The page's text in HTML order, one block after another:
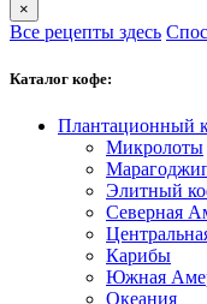
×
Все рецепты здесь
Каталог кофе:
Плантационный
Микролоты
Элитный
Северная
Карибы
Южная
Океания